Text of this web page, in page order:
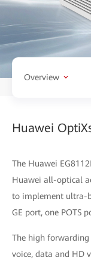
Overview
Huawei
The Huawei
Huawei all-optical
to implement ultra-
GE port, one POTS
The high forwarding
voice, data and HD